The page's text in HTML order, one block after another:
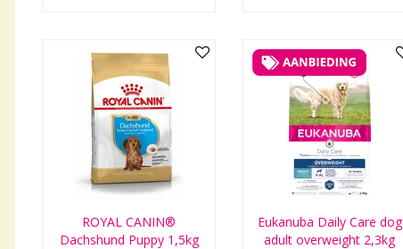
ROYAL CANIN®
Dachshund Puppy 1,5kg
Eukanuba Daily Care dog
adult overweight 2,3kg